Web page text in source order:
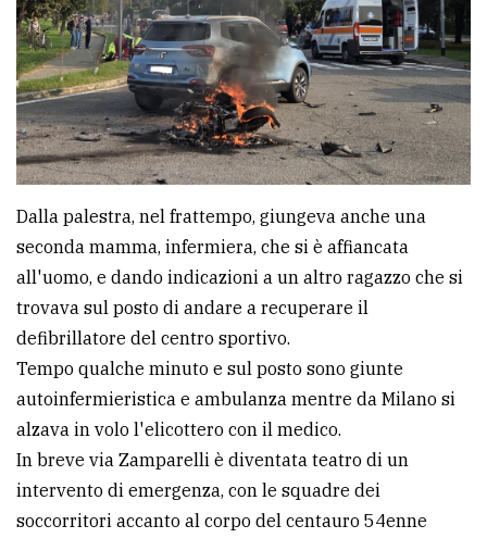
Dalla palestra, nel frattempo, giungeva anche una
seconda mamma, infermiera, che si è affiancata
all'uomo, e dando indicazioni a un altro ragazzo che si
trovava sul posto di andare a recuperare il
defibrillatore del centro sportivo.
Tempo qualche minuto e sul posto sono giunte
autoinfermieristica e ambulanza mentre da Milano si
alzava in volo l'elicottero con il medico.
In breve via Zamparelli è diventata teatro di un
intervento di emergenza, con le squadre dei
soccorritori accanto al corpo del centauro 54enne